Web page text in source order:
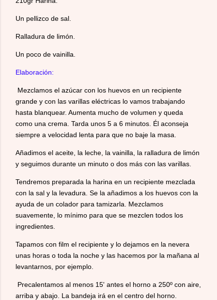
Un pellizco de sal.
Ralladura de limón.
Un poco de vainilla.
Elaboración:
Mezclamos el azúcar con los huevos en un recipiente
grande y con las varillas eléctricas lo vamos trabajando
hasta blanquear. Aumenta mucho de volumen y queda
como una crema. Tarda unos 5 a 6 minutos. Él aconseja
siempre a velocidad lenta para que no baje la masa.
Añadimos el aceite, la leche, la vainilla, la ralladura de limón
y seguimos durante un minuto o dos más con las varillas.
Tendremos preparada la harina en un recipiente mezclada
con la sal y la levadura. Se la añadimos a los huevos con la
ayuda de un colador para tamizarla. Mezclamos
suavemente, lo mínimo para que se mezclen todos los
ingredientes.
Tapamos con film el recipiente y lo dejamos en la nevera
unas horas o toda la noche y las hacemos por la mañana al
levantarnos, por ejemplo.
Precalentamos al menos 15' antes el horno a 250º con aire,
arriba y abajo. La bandeja irá en el centro del horno.